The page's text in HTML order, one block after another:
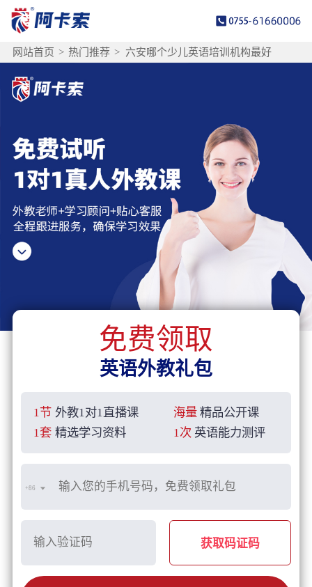
网站首页 > 热门推荐 > 六安哪个少儿英语培训机构最好
免费领取
英语外教礼包
1节 外教1对1直播课 海量 精品公开课
1套 精选学习资料 1次 英语能力测评
+86
获取码证码